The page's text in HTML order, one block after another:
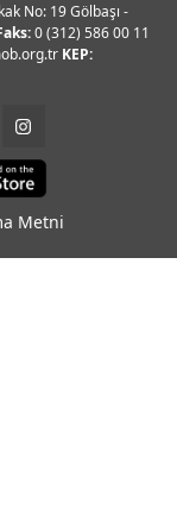
No: 19 Gölbaşı -
0 (312) 586 00 11
KEP:
Metni